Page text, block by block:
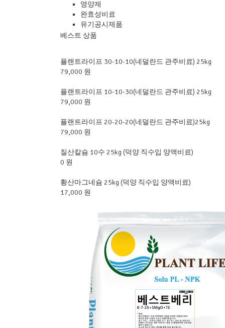
영양제
완효성비료
유기공시제품
베스트 상품
플랜트라이프 30-10-10(네덜란드 관주비료) 25kg
79,000 원
플랜트라이프 10-10-30(네덜란드 관주비료) 25kg
79,000 원
플랜트라이프 20-20-20(네덜란드 관주비료)25kg
79,000 원
질산칼슘 10수 25kg (덕양 직수입 양액비료)
0 원
황산마그네슘 25kg (덕양 직수입 양액비료)
17,000 원